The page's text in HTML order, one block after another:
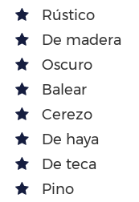
Rústico
De madera
Oscuro
Balear
Cerezo
De haya
De teca
Pino